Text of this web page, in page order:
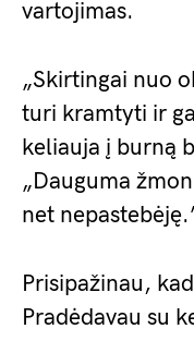
vartojimas.
„Skirtingai nuo
turi kramtyti ir
keliauja į burną
„Dauguma
net
Prisipažinau,
Pradėdavau su